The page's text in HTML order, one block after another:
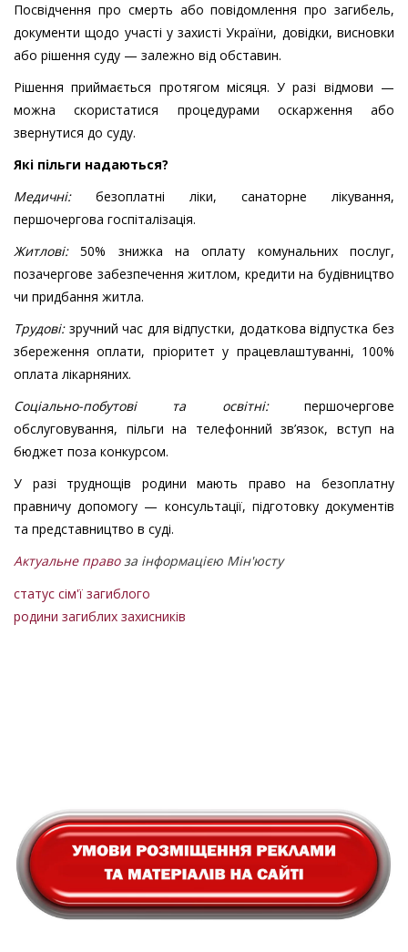
Посвідчення про смерть або повідомлення про загибель,
документи щодо участі у захисті України, довідки, висновки
або рішення суду — залежно від обставин.
Рішення приймається протягом місяця. У разі відмови —
можна скористатися процедурами оскарження або
звернутися до суду.
Які пільги надаються?
Медичні:безоплатні ліки, санаторне лікування,
першочергова госпіталізація.
Житлові:50% знижка на оплату комунальних послуг,
позачергове забезпечення житлом, кредити на будівництво
чи придбання житла.
Трудові:зручний час для відпустки, додаткова відпустка без
збереження оплати, пріоритет у працевлаштуванні, 100%
оплата лікарняних.
Соціально-побутові та освітні:першочергове
обслуговування, пільги на телефонний зв’язок, вступ на
бюджет поза конкурсом.
У разі труднощів родини мають право на безоплатну
правничу допомогу — консультації, підготовку документів
та представництво в суді.
Актуальне правоза інформацією Мін'юсту
статус сім'ї загиблого
родини загиблих захисників